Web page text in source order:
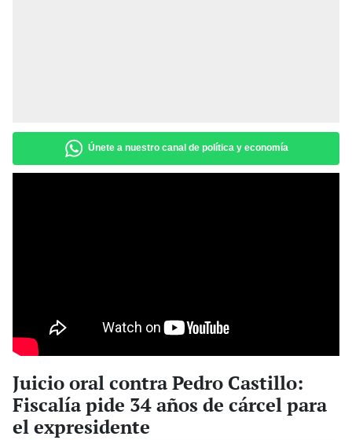
Únete a nuestro canal de política y economía
Juicio oral contra Pedro Castillo:
Fiscalía pide 34 años de cárcel para
el expresidente